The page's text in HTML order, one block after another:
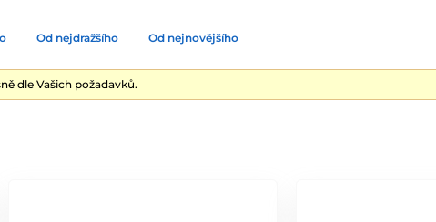
Od nejdražšího Od nejnovějšího
dle Vašich požadavků.